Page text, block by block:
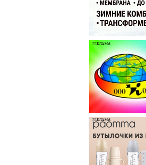
РЕКЛАМА
РЕКЛАМА